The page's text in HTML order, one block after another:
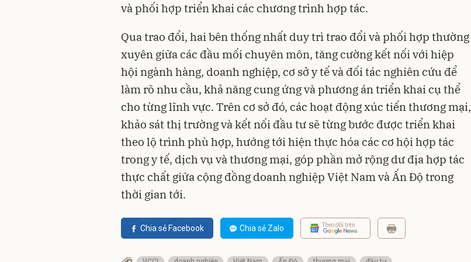
và phối hợp triển khai các chương trình hợp tác.
Qua trao đổi, hai bên thống nhất duy trì trao đổi và phối hợp thường
xuyên giữa các đầu mối chuyên môn, tăng cường kết nối với hiệp
hội ngành hàng, doanh nghiệp, cơ sở y tế và đối tác nghiên cứu để
làm rõ nhu cầu, khả năng cung ứng và phương án triển khai cụ thể
cho từng lĩnh vực. Trên cơ sở đó, các hoạt động xúc tiến thương mại,
khảo sát thị trường và kết nối đầu tư sẽ từng bước được triển khai
theo lộ trình phù hợp, hướng tới hiện thực hóa các cơ hội hợp tác
trong y tế, dịch vụ và thương mại, góp phần mở rộng dư địa hợp tác
thực chất giữa cộng đồng doanh nghiệp Việt Nam và Ấn Độ trong
thời gian tới.
Chia sẻ Facebook Chia sẻ Zalo Theo dõi trên